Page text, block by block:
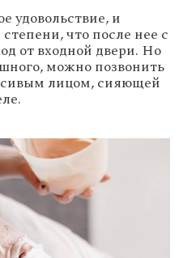
удовольствие, и
что после нее с
от входной двери. Но
можно позвонить
лицом, сияющей